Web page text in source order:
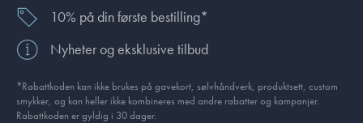
10% på din første bestilling*
Nyheter og eksklusive tilbud
*Rabattkoden kan ikke brukes på gavekort, sølvhåndverk, produkt­sett, custom
smykker, og kan heller ikke kombineres med andre rabatter og kampanjer.
Rabattkoden er gyldig i 30 dager.